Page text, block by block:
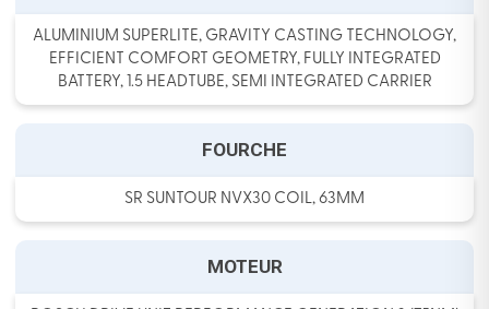
ALUMINIUM SUPERLITE, GRAVITY CASTING TECHNOLOGY,
EFFICIENT COMFORT GEOMETRY, FULLY INTEGRATED
BATTERY, 1.5 HEADTUBE, SEMI INTEGRATED CARRIER
FOURCHE
SR SUNTOUR NVX30 COIL, 63MM
MOTEUR